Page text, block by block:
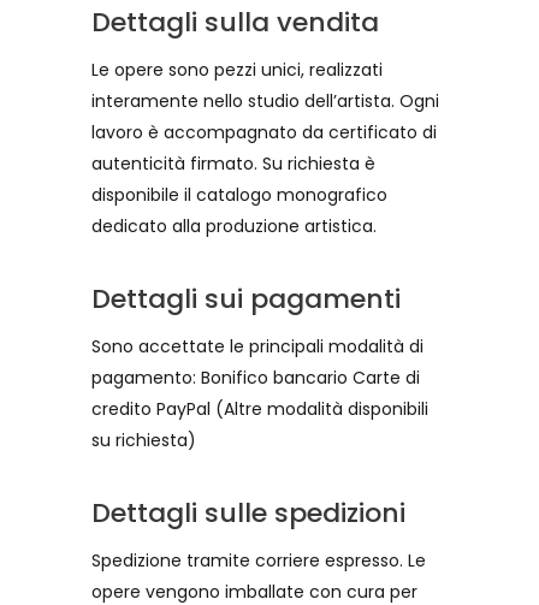
Dettagli sulla vendita
Le opere sono pezzi unici, realizzati
interamente nello studio dell’artista. Ogni
lavoro è accompagnato da certificato di
autenticità firmato. Su richiesta è
disponibile il catalogo monografico
dedicato alla produzione artistica.
Dettagli sui pagamenti
Sono accettate le principali modalità di
pagamento: Bonifico bancario Carte di
credito PayPal (Altre modalità disponibili
su richiesta)
Dettagli sulle spedizioni
Spedizione tramite corriere espresso. Le
opere vengono imballate con cura per